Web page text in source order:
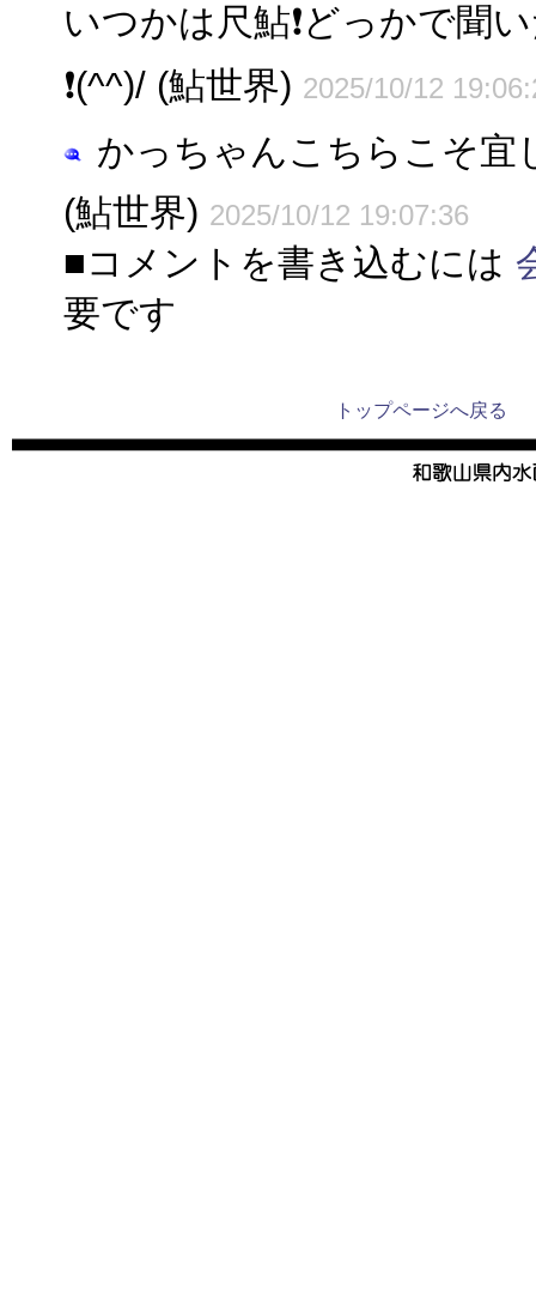
いつかは尺鮎❗どっかで聞
❗(^^)/ (鮎世界) 2025/10/12
かっちゃんこちらこそ宜
(鮎世界) 2025/10/12 19:07:36
■コメントを書き込むには
要です
トップページへ戻る